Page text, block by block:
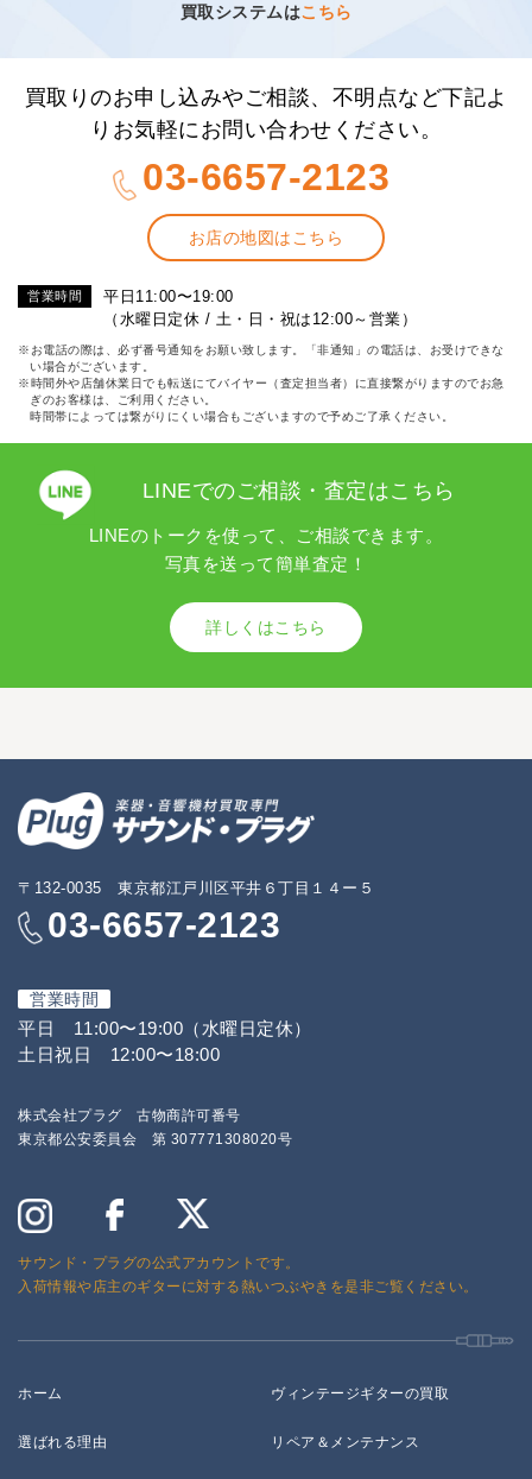
買取システムはこちら
買取りのお申し込みやご相談、不明点など下記よ
りお気軽にお問い合わせください。
03-6657-2123
お店の地図はこちら
営業時間
平日11:00〜19:00
（水曜日定休 / 土・日・祝は12:00～営業）
※お電話の際は、必ず番号通知をお願い致します。「非通知」の電話は、お受けできな
い場合がございます。
※時間外や店舗休業日でも転送にてバイヤー（査定担当者）に直接繋がりますのでお急
ぎのお客様は、ご利用ください。
時間帯によっては繋がりにくい場合もございますので予めご了承ください。
LINEでのご相談・査定はこちら
LINEのトークを使って、ご相談できます。
写真を送って簡単査定！
詳しくはこちら
〒132-0035 東京都江戸川区平井６丁目１４ー５
03-6657-2123
営業時間
平日 11:00〜19:00（水曜日定休）
土日祝日 12:00〜18:00
株式会社プラグ 古物商許可番号
東京都公安委員会 第 307771308020号
サウンド・プラグの公式アカウントです。
入荷情報や店主のギターに対する熱いつぶやきを是非ご覧ください。
ホーム
選ばれる理由
ヴィンテージギターの買取
リペア＆メンテナンス